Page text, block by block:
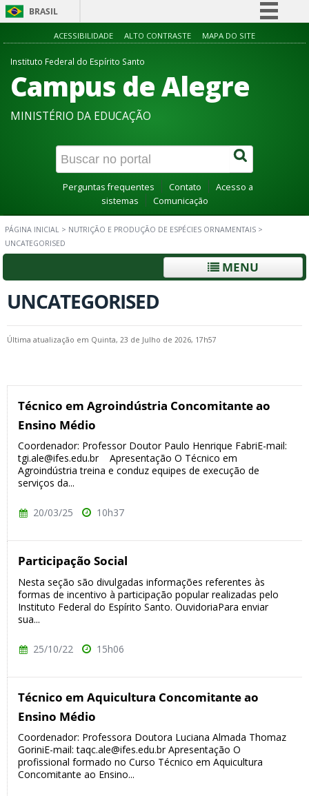
BRASIL
Simplifique!
Acesso à informação
Canais
ACESSIBILIDADE ALTO CONTRASTE MAPA DO SITE
Instituto Federal do Espírito Santo
Campus de Alegre
MINISTÉRIO DA EDUCAÇÃO
Perguntas frequentes Contato
Acesso a
sistemas
Comunicação
PÁGINA INICIAL > NUTRIÇÃO E PRODUÇÃO DE ESPÉCIES ORNAMENTAIS >
UNCATEGORISED
MENU
UNCATEGORISED
Última atualização em Quinta, 23 de Julho de 2026, 17h57
Técnico em Agroindústria Concomitante ao
Ensino Médio
Coordenador: Professor Doutor Paulo Henrique FabriE-mail:
tgi.ale@ifes.edu.br Apresentação O Técnico em
Agroindústria treina e conduz equipes de execução de
serviços da...
20/03/25 10h37
Participação Social
Nesta seção são divulgadas informações referentes às
formas de incentivo à participação popular realizadas pelo
Instituto Federal do Espírito Santo. OuvidoriaPara enviar
sua...
25/10/22 15h06
Técnico em Aquicultura Concomitante ao
Ensino Médio
Coordenador: Professora Doutora Luciana Almada Thomaz
GoriniE-mail: taqc.ale@ifes.edu.br Apresentação O
profissional formado no Curso Técnico em Aquicultura
Concomitante ao Ensino...